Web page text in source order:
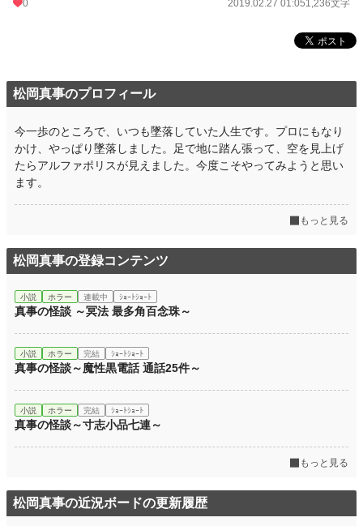
0 2019.02.27 01:051,236文字
松岡真事のプロフィール
今一歩のところで、いつも墜落していた人生です。プロにもなり
かけ、やっぱり墜落しました。足で地に踏ん張って、空を見上げ
たらアルファポリスが見えました。今度こそやってみようと思い
ます。
もっと見る
松岡真事の登録コンテンツ
小説 ホラー 連載中 ｼｮｰﾄｼｮｰﾄ
真事の怪談 ～冥法 最多角百念珠～
小説 ホラー 完結 ｼｮｰﾄｼｮｰﾄ
真事の怪談～魔性黒電話 通話25件～
小説 ホラー 完結 ｼｮｰﾄｼｮｰﾄ
真事の怪談～寸志小品七連～
もっと見る
松岡真事の近況ボードの更新履歴